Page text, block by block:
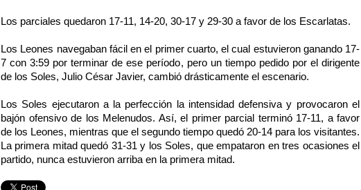
Los parciales quedaron 17-11, 14-20, 30-17 y 29-30 a favor de los Escarlatas.
Los Leones navegaban fácil en el primer cuarto, el cual estuvieron ganando 17-
7 con 3:59 por terminar de ese período, pero un tiempo pedido por el dirigente
de los Soles, Julio César Javier, cambió drásticamente el escenario.
Los Soles ejecutaron a la perfección la intensidad defensiva y provocaron el
bajón ofensivo de los Melenudos. Así, el primer parcial terminó 17-11, a favor
de los Leones, mientras que el segundo tiempo quedó 20-14 para los visitantes.
La primera mitad quedó 31-31 y los Soles, que empataron en tres ocasiones el
partido, nunca estuvieron arriba en la primera mitad.